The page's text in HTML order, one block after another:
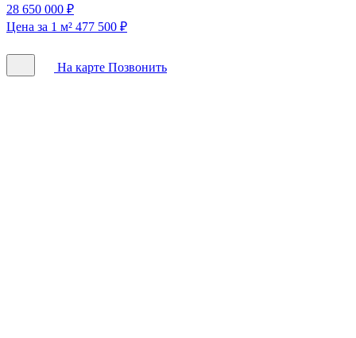
28 650 000 ₽
Цена за 1 м² 477 500 ₽
На карте Позвонить